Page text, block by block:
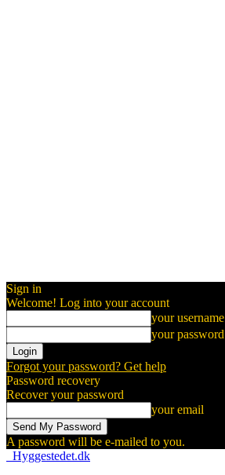
Sign in
Welcome! Log into your account
your username
your password
Forgot your password? Get help
Password recovery
Recover your password
your email
A password will be e-mailed to you.
Hyggestedet.dk